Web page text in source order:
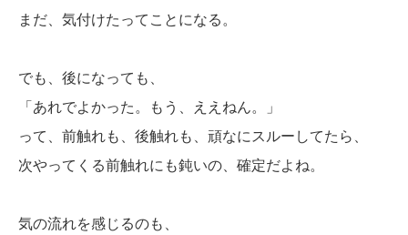
まだ、気付けたってことになる。
でも、後になっても、
「あれでよかった。もう、ええねん。」
って、前触れも、後触れも、頑なにスルーしてたら、
次やってくる前触れにも鈍いの、確定だよね。
気の流れを感じるのも、